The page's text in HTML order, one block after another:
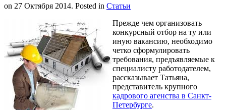
on 27 Октября 2014. Posted in Статьи
Прежде чем организовать
конкурсный отбор на ту или
иную вакансию, необходимо
четко сформулировать
требования, предъявляемые к
специалисту работодателем,
рассказывает Татьяна,
представитель крупного
кадрового агенства в Санкт-
Петербурге.